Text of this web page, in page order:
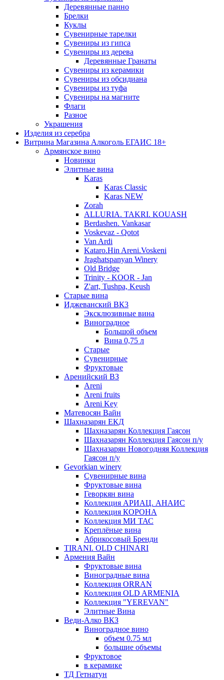
Деревянные панно
Брелки
Куклы
Сувенирные тарелки
Сувениры из гипса
Сувениры из дерева
Деревянные Гранаты
Сувениры из керамики
Сувениры из обсидиана
Сувениры из туфа
Сувениры на магните
Флаги
Разное
Украшения
Изделия из серебра
Витрина Магазина Алкоголь ЕГАИС 18+
Армянское вино
Новинки
Элитные вина
Karas
Karas Classic
Karas NEW
Zorah
ALLURIA. TAKRI. KOUASH
Berdashen. Vankasar
Voskevaz - Qotot
Van Ardi
Kataro.Hin Areni.Voskeni
Jraghatspanyan Winery
Old Bridge
Trinity - KOOR - Jan
Z'art, Tushpa, Keush
Старые вина
Иджеванский ВК3
Эксклюзивные вина
Виноградное
Большой объем
Вина 0,75 л
Старые
Сувенирные
Фруктовые
Аренийский ВЗ
Areni
Areni fruits
Areni Key
Матевосян Вайн
Шахназарян ЕКД
Шахназарян Коллекция Гаясон
Шахназарян Коллекция Гаясон п/у
Шахназарян Новогодняя Коллекция
Гаясон п/у
Gevorkian winery
Сувенирные вина
Фруктовые вина
Геворкян вина
Коллекция АРИАЦ. АНАИС
Коллекция КОРОНА
Коллекция МИ ТАС
Креплёные вина
Абрикосовый Бренди
TIRANI. OLD CHINARI
Армения Вайн
Фруктовые вина
Виноградные вина
Коллекция ORRAN
Коллекция OLD ARMENIA
Коллекция "YEREVAN"
Элитные Вина
Веди-Алко ВКЗ
Виноградное вино
объем 0.75 мл
большие объемы
Фруктовое
в керамике
ТД Гетнатун